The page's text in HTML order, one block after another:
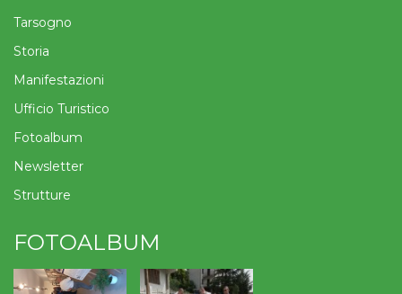
Tarsogno
Storia
Manifestazioni
Ufficio Turistico
Fotoalbum
Newsletter
Strutture
FOTOALBUM